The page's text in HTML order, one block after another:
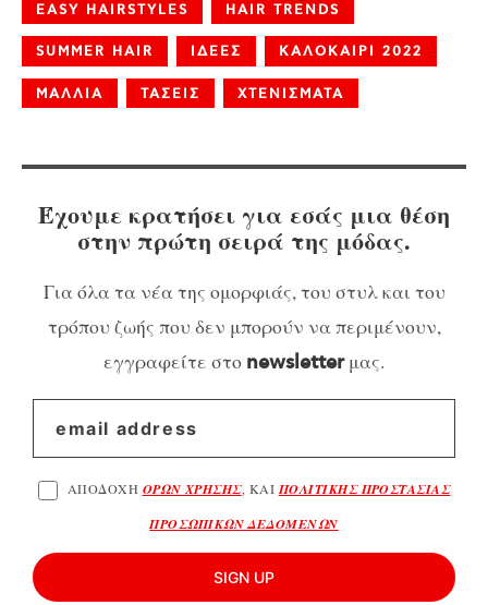
EASY HAIRSTYLES HAIR TRENDS
SUMMER HAIR ΙΔΕΕΣ ΚΑΛΟΚΑΙΡΙ 2022
ΜΑΛΛΙΑ ΤΑΣΕΙΣ ΧΤΕΝΙΣΜΑΤΑ
Έχουμε κρατήσει για εσάς μια θέση
στην πρώτη σειρά της μόδας.
Για όλα τα νέα της ομορφιάς, του στυλ και του
τρόπου ζωής που δεν μπορούν να περιμένουν,
εγγραφείτε στο newsletterμας.
ΑΠΟΔΟΧΗ ΟΡΩΝ ΧΡΗΣΗΣ, ΚΑΙ ΠΟΛΙΤΙΚΗΣ ΠΡΟΣΤΑΣΙΑΣ
ΠΡΟΣΩΠΙΚΩΝ ΔΕΔΟΜΕΝΩΝ
SIGN UP